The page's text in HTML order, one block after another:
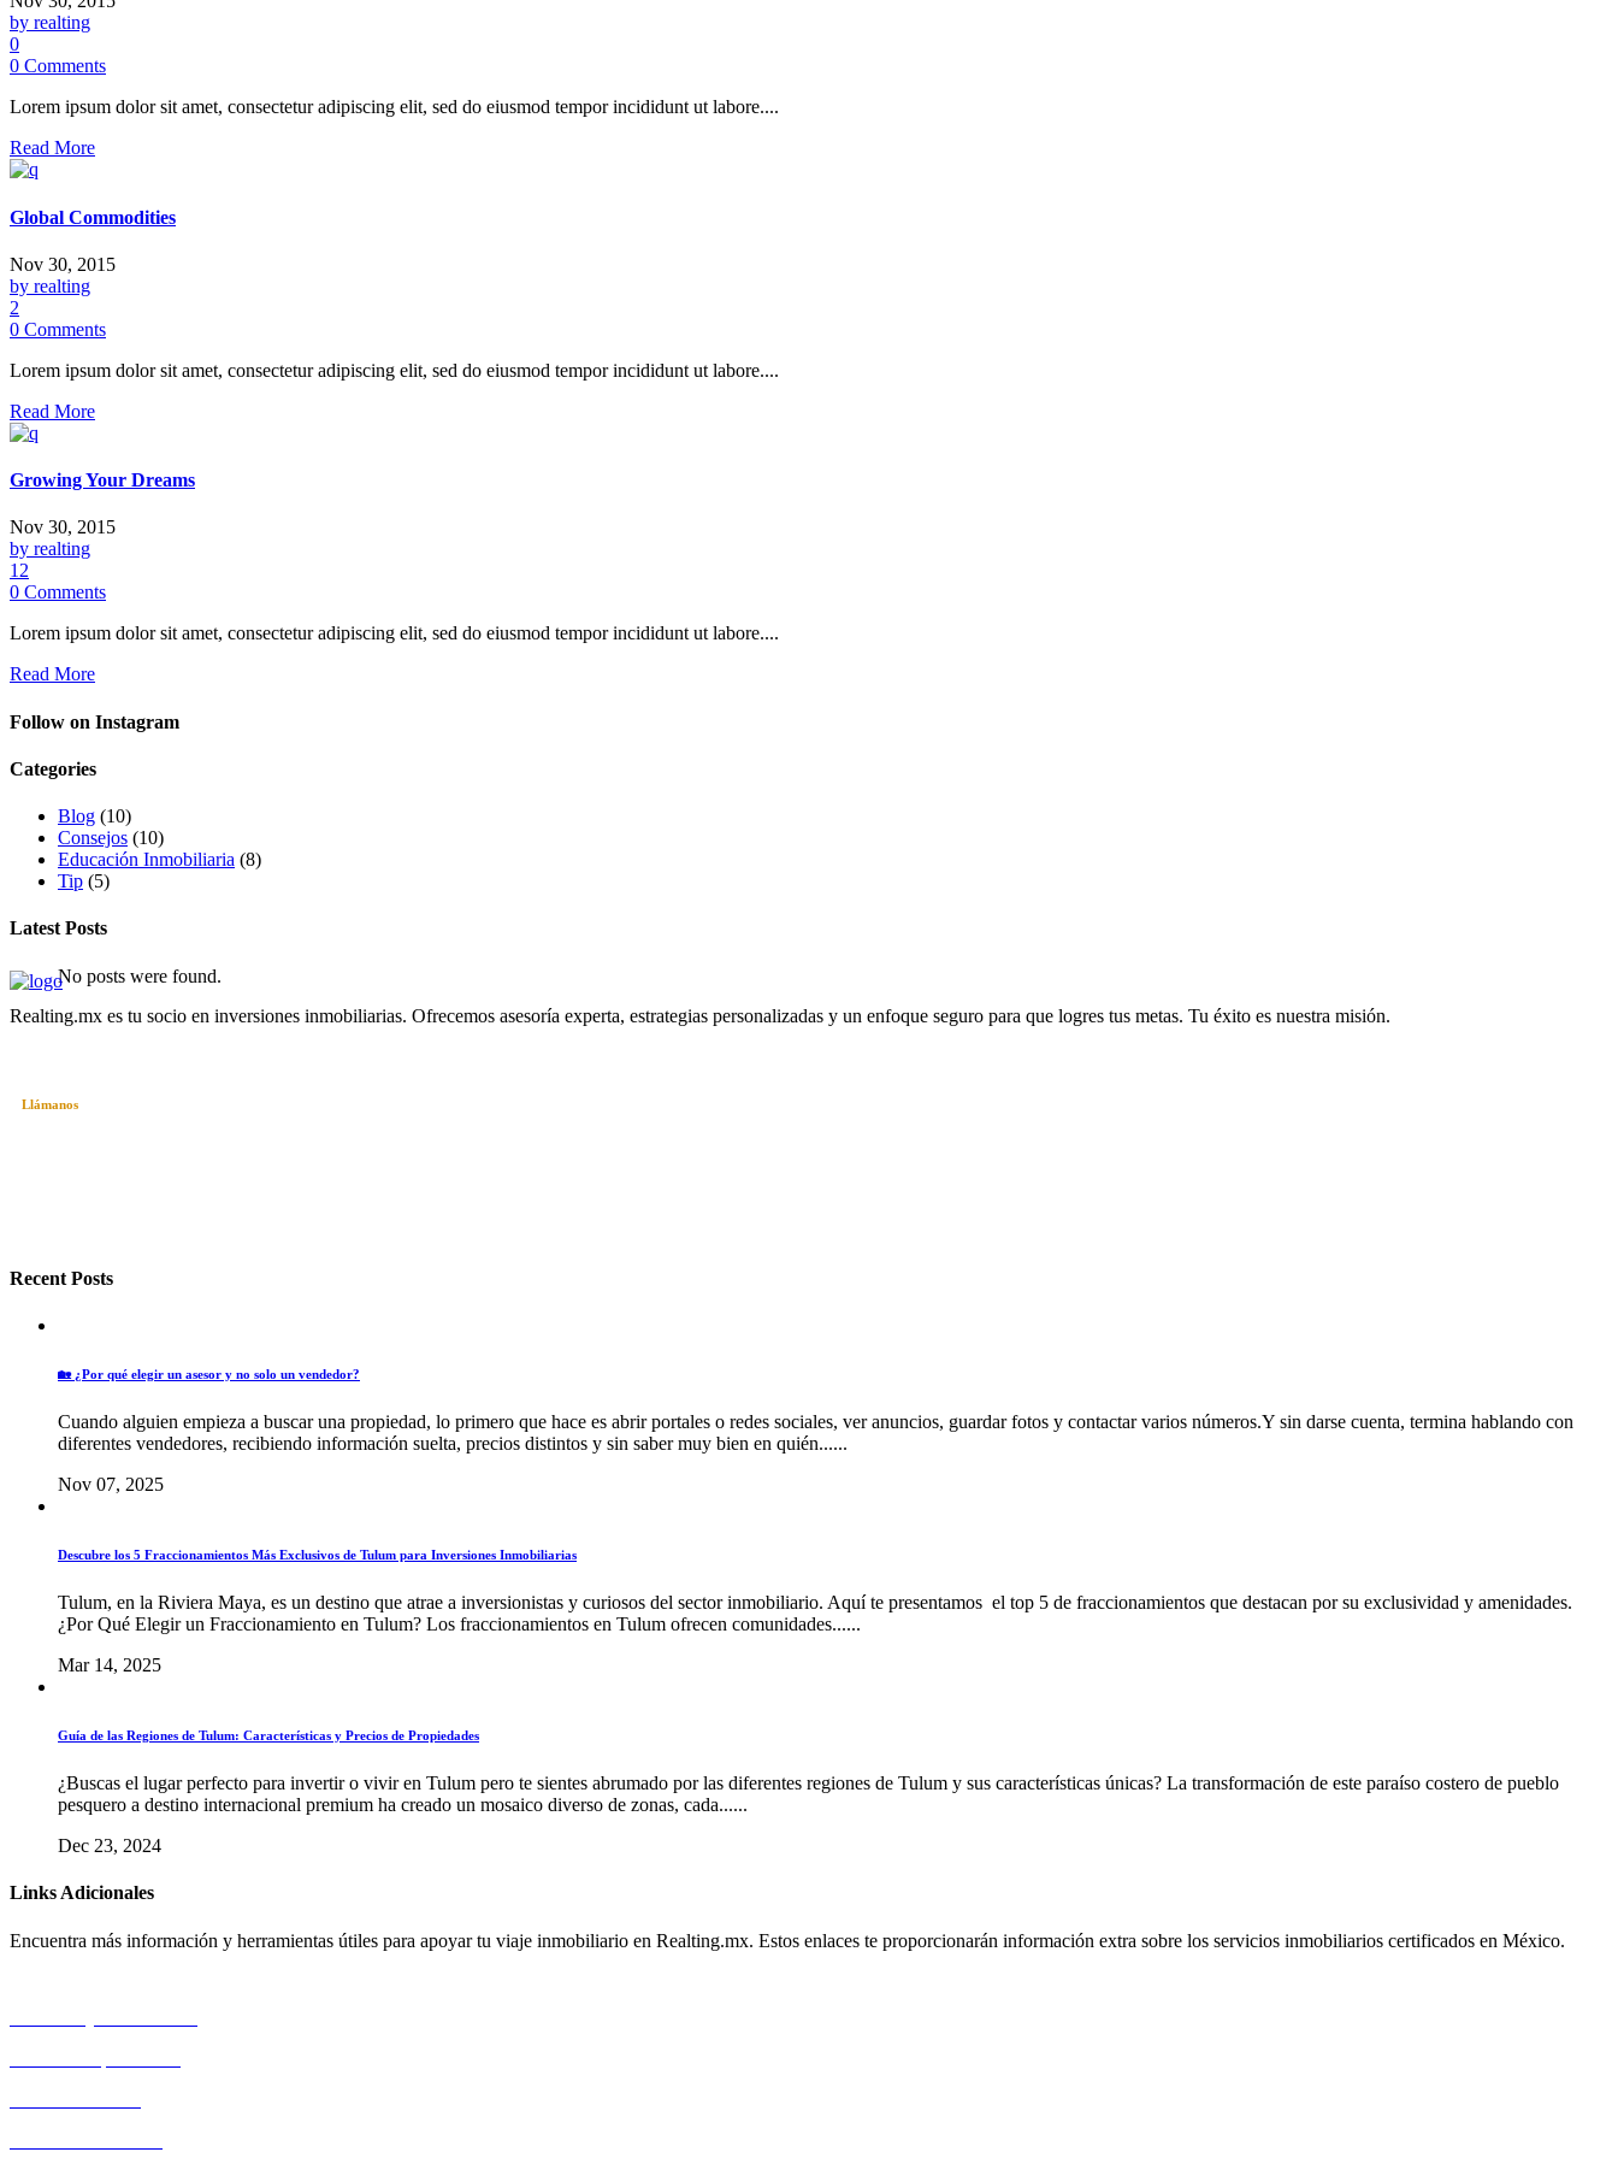
by realting
0
0 Comments
Lorem ipsum dolor sit amet, consectetur adipiscing elit, sed do eiusmod tempor incididunt ut labore....
Read More
Global Commodities
Nov 30, 2015
by realting
2
0 Comments
Lorem ipsum dolor sit amet, consectetur adipiscing elit, sed do eiusmod tempor incididunt ut labore....
Read More
Growing Your Dreams
Nov 30, 2015
by realting
12
0 Comments
Lorem ipsum dolor sit amet, consectetur adipiscing elit, sed do eiusmod tempor incididunt ut labore....
Read More
Follow on Instagram
Categories
Blog (10)
Consejos (10)
Educación Inmobiliaria (8)
Tip (5)
Latest Posts
No posts were found.
Realting.mx es tu socio en inversiones inmobiliarias. Ofrecemos asesoría experta, estrategias personalizadas y un enfoque seguro para que logres tus metas. Tu éxito es nuestra misión.
Llámanos
Recent Posts
🏡 ¿Por qué elegir un asesor y no solo un vendedor?
Cuando alguien empieza a buscar una propiedad, lo primero que hace es abrir portales o redes sociales, ver anuncios, guardar fotos y contactar varios números.Y sin darse cuenta, termina hablando con
diferentes vendedores, recibiendo información suelta, precios distintos y sin saber muy bien en quién......
Nov 07, 2025
Descubre los 5 Fraccionamientos Más Exclusivos de Tulum para Inversiones Inmobiliarias
Tulum, en la Riviera Maya, es un destino que atrae a inversionistas y curiosos del sector inmobiliario. Aquí te presentamos el top 5 de fraccionamientos que destacan por su exclusividad y amenidades.
¿Por Qué Elegir un Fraccionamiento en Tulum? Los fraccionamientos en Tulum ofrecen comunidades......
Mar 14, 2025
Guía de las Regiones de Tulum: Características y Precios de Propiedades
¿Buscas el lugar perfecto para invertir o vivir en Tulum pero te sientes abrumado por las diferentes regiones de Tulum y sus características únicas? La transformación de este paraíso costero de pueblo
pesquero a destino internacional premium ha creado un mosaico diverso de zonas, cada......
Dec 23, 2024
Links Adicionales
Encuentra más información y herramientas útiles para apoyar tu viaje inmobiliario en Realting.mx. Estos enlaces te proporcionarán información extra sobre los servicios inmobiliarios certificados en México.